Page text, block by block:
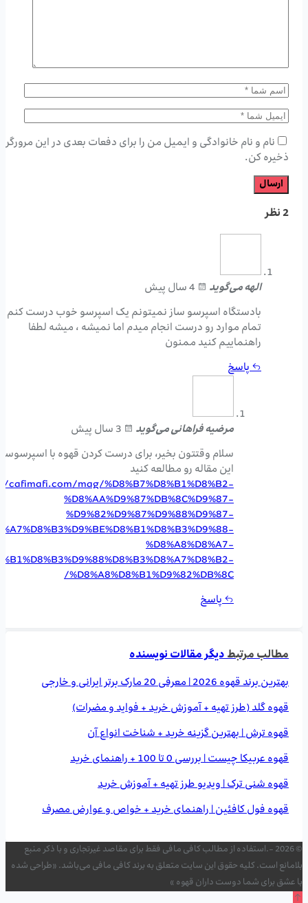
نام و نام خانوادگی و ایمیل من را برای دفعات بعدی در این مرورگر
ذخیره کن.
2 نظر
الههمی‌گوید
بادستگاه اسپرسو ساز نمیتونم یک اسپرسو خوب درست کنم
تمام موارد رو درست انجام میدم اما نمیشه ، میشه لطفا
راهنماییم کنید ممنون
پاسخ
مرضیه فراهانیمی‌گوید
سلام وقتتون بخیر، برای درست کردن قهوه با
این مقاله رو مطالعه کنید
mag/%D8%B7%D8%B1%D8%B2-
%D8%AA%D9%87%DB%8C%D9%87-
%D9%82%D9%87%D9%88%D9%87-
%D8%A8%D8%A7-
%D8%A8%D8%B1%D9%82%DB%8C/
پاسخ
مطالب مرتبطدیگر مقالات نویسنده
بهترین برند قهوه 2026 | معرفی 20 مارک برتر ایرانی و خارجی
قهوه گلد (طرز تهیه + آموزش خرید + فواید و مضرات)
قهوه ترش | بهترین گزینه خرید + شناخت انواع آن
قهوه عربیکا چیست | بررسی 0 تا 100 + راهنمای خرید
قهوه شنی ترک | ویدیو طرز تهیه + آموزش خرید
قهوه فول کافئین | راهنمای خرید + خواص و عوارض مصرف
© 2026 -.استفاده از مطالب کافی مافی فقط برای مقاصد غیرتجاری و با ذکر منبع
بلامانع است. کلیه حقوق این سایت متعلق به برند کافی مافی می‌باشد. «طراحی شده
با عشق برای شما دوست داران قهوه »